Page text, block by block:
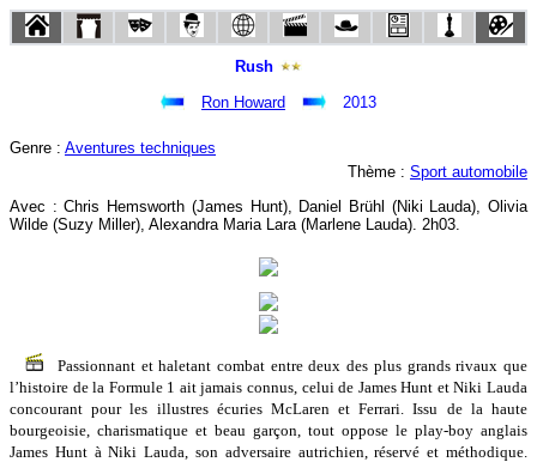
Rush
Ron Howard
2013
Genre : Aventures techniques
Thème : Sport automobile
Avec : Chris Hemsworth (James Hunt), Daniel Brühl (Niki Lauda), Olivia
Wilde (Suzy Miller), Alexandra Maria Lara (Marlene Lauda). 2h03.
Passionnant et haletant combat entre deux des plus grands rivaux que
l’histoire de la Formule 1 ait jamais connus, celui de James Hunt et Niki Lauda
concourant pour les illustres écuries McLaren et Ferrari. Issu de la haute
bourgeoisie, charismatique et beau garçon, tout oppose le play-boy anglais
James Hunt à Niki Lauda, son adversaire autrichien, réservé et méthodique.